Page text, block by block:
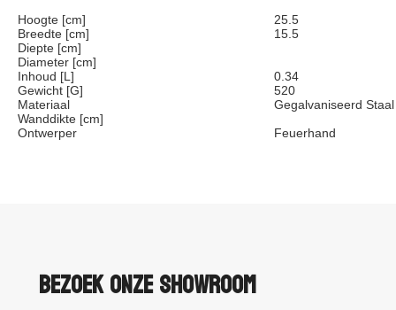
Hoogte [cm]
25.5
Breedte [cm]
15.5
Diepte [cm]
Diameter [cm]
Inhoud [L]
0.34
Gewicht [G]
520
Materiaal
Gegalvaniseerd Staal
Wanddikte [cm]
Ontwerper
Feuerhand
Bezoek onze showroom